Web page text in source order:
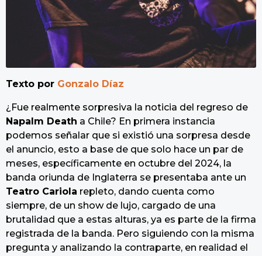
Texto por Gonzalo Díaz
¿Fue realmente sorpresiva la noticia del regreso de
Napalm Death a Chile? En primera instancia
podemos señalar que si existió una sorpresa desde
el anuncio, esto a base de que solo hace un par de
meses, específicamente en octubre del 2024, la
banda oriunda de Inglaterra se presentaba ante un
Teatro Cariola repleto, dando cuenta como
siempre, de un show de lujo, cargado de una
brutalidad que a estas alturas, ya es parte de la firma
registrada de la banda. Pero siguiendo con la misma
pregunta y analizando la contraparte, en realidad el